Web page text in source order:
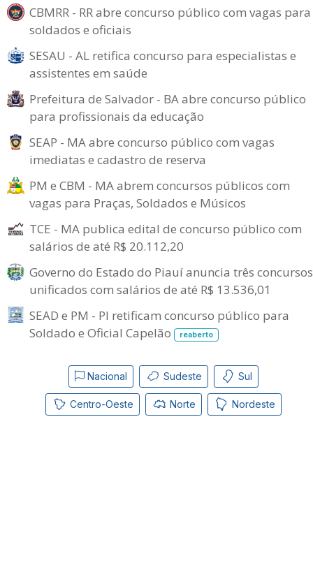
CBMRR - RR abre concurso público com vagas para
soldados e oficiais
SESAU - AL retifica concurso para especialistas e
assistentes em saúde
Prefeitura de Salvador - BA abre concurso público
para profissionais da educação
SEAP - MA abre concurso público com vagas
imediatas e cadastro de reserva
PM e CBM - MA abrem concursos públicos com
vagas para Praças, Soldados e Músicos
TCE - MA publica edital de concurso público com
salários de até R$ 20.112,20
Governo do Estado do Piauí anuncia três concursos
unificados com salários de até R$ 13.536,01
SEAD e PM - PI retificam concurso público para
Soldado e Oficial Capelão
reaberto
Nacional Sudeste Sul
Centro-Oeste Norte Nordeste